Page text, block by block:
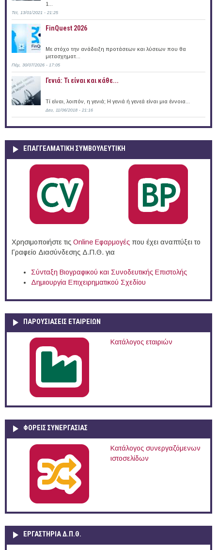
1...
Τετ, 13/01/2021 - 21:25
FinQuest 2026
Με στόχο την ανάδειξη προτάσεων και λύσεων που θα
μετασχηματ...
Πέμ, 30/07/2026 - 17:05
Γενιά: Τι είναι και κάθε...
Τί είναι, λοιπόν, η γενιά; Η γενιά ή γενεά είναι μια έννοια...
Δευ, 11/06/2018 - 21:16
ΕΠΑΓΓΕΛΜΑΤΙΚΉ ΣΥΜΒΟΥΛΕΥΤΙΚΉ
Χρησιμοποιήστε τις Online Eφαρμογές που έχει αναπτύξει το
Γραφείο Διασύνδεσης Δ.Π.Θ. για
Σύνταξη Βιογραφικού και Συνοδευτικής Επιστολής
Δημιουργία Επιχειρηματικού Σχεδίου
ΠΑΡΟΥΣΙΆΣΕΙΣ ΕΤΑΙΡΕΙΏΝ
Κατάλογος εταιριών
ΦΟΡΕΙΣ ΣΥΝΕΡΓΑΣΙΑΣ
Κατάλογος συνεργαζόμενων
ιστοσελίδων
ΕΡΓΑΣΤΗΡΙΑ Δ.Π.Θ.